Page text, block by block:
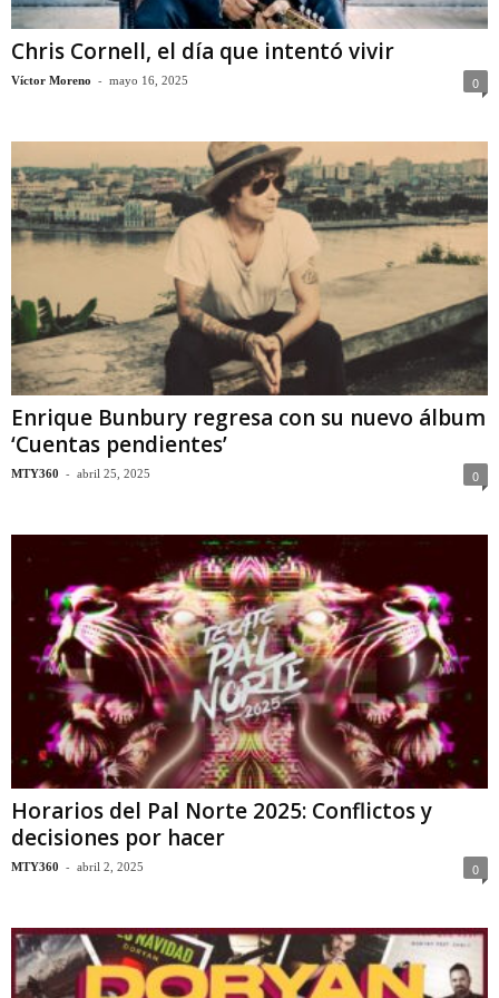
Chris Cornell, el día que intentó vivir
Víctor Moreno - mayo 16, 2025 0
Enrique Bunbury regresa con su nuevo álbum
‘Cuentas pendientes’
MTY360 - abril 25, 2025 0
Horarios del Pal Norte 2025: Conflictos y
decisiones por hacer
MTY360 - abril 2, 2025 0